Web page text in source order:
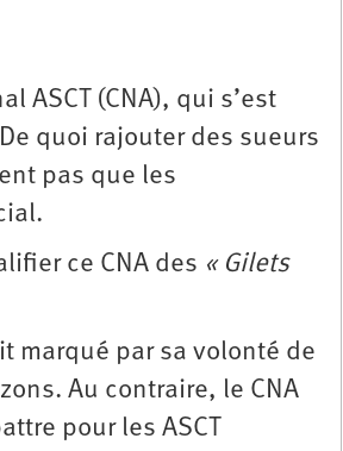
ASCT (CNA), qui s’est
quoi rajouter des sueurs
pas que les
ce CNA des « Gilets
marqué par sa volonté de
Au contraire, le CNA
pour les ASCT